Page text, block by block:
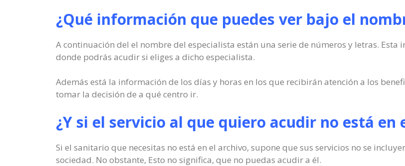
¿Qué información que puedes ver bajo el
A continuación del el nombre del especialista están una serie de números y letras.
donde podrás acudir si eliges a dicho especialista.
Además está la información de los días y horas en los que recibirán atención a los
tomar la decisión de a qué centro ir.
¿Y si el servicio al que quiero acudir no está en
Si el sanitario que necesitas no está en el archivo, supone que sus servicios no se
sociedad. No obstante, Esto no significa, que no puedas acudir a él.